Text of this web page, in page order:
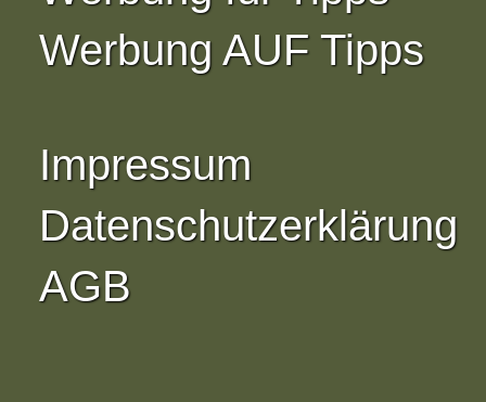
Werbung AUF Tipps
Impressum
Datenschutzerklärung
AGB